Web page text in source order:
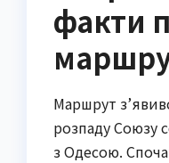
факти
Маршрут
розпаду Союзу
з Одесою.